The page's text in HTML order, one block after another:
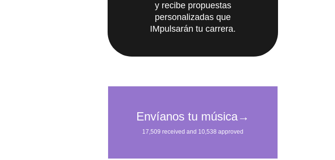
y recibe propuestas
personalizadas que
IMpulsarán tu carrera.